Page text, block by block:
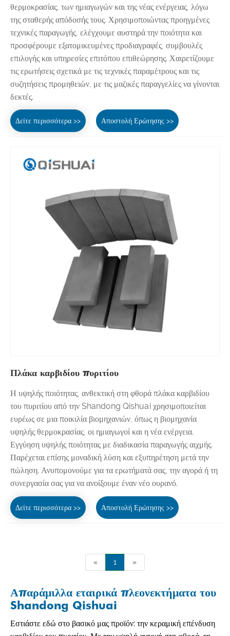
θερμοκρασίας, των ημιαγωγών και της νέας ενέργειας, λόγω
της σταθερής απόδοσής τους. Χρησιμοποιώντας προηγμένες
τεχνικές παραγωγής, ελέγχουμε αυστηρά την ποιότητα και
προσφέρουμε εξατομικευμένες προδιαγραφές, συμβουλές
επιλογής και υπηρεσίες επιτόπου επιθεώρησης. Χαιρετίζουμε
τις ερωτήσεις σχετικά με τις τεχνικές παραμέτρους και τις
συζητήσεις προμηθειών, με τις μαζικές παραγγελίες να γίνονται
δεκτές.
Δείτε περισσότερα >> Αποστολή Ερώτησης >>
Πλάκα καρβιδίου πυριτίου
Η υψηλής ποιότητας, ανθεκτική στη φθορά πλάκα καρβιδίου
του πυριτίου από την Shandong Qishuai χρησιμοποιείται
ευρέως σε μια ποικιλία βιομηχανιών, όπως η βιομηχανία
υψηλής θερμοκρασίας, οι ημιαγωγοί και η νέα ενέργεια.
Εγγύηση υψηλής ποιότητας με διαδικασία παραγωγής αιχμής.
Παρέχεται επίσης μοναδική λύση και εξυπηρέτηση μετά την
πώληση. Ανυπομονούμε για τα ερωτήματά σας, την αγορά ή τη
συνεργασία σας για να ανοίξουμε έναν νέο ουρανό.
Δείτε περισσότερα >> Αποστολή Ερώτησης >>
« 1 »
Απαράμιλλα εταιρικά πλεονεκτήματα του
Shandong Qishuai
Εστιάστε εδώ στο βασικό μας προϊόν: την κεραμική επένδυση